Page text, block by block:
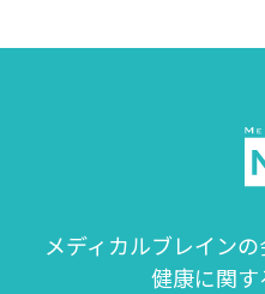
メディカルブレイン
健康に関す